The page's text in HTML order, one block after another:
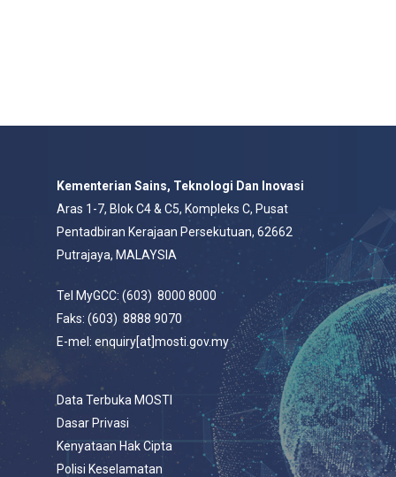
Kementerian Sains, Teknologi Dan Inovasi
Aras 1-7, Blok C4 & C5, Kompleks C, Pusat
Pentadbiran Kerajaan Persekutuan, 62662
Putrajaya, MALAYSIA
Tel MyGCC: (603) 8000 8000
Faks: (603) 8888 9070
E-mel: enquiry[at]mosti.gov.my
Data Terbuka MOSTI
Dasar Privasi
Kenyataan Hak Cipta
Polisi Keselamatan